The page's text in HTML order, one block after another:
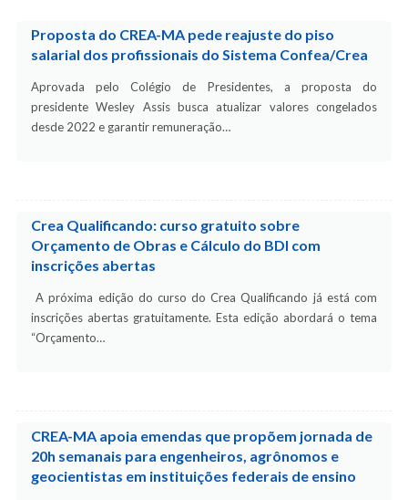
Proposta do CREA-MA pede reajuste do piso
salarial dos profissionais do Sistema Confea/Crea
Aprovada pelo Colégio de Presidentes, a proposta do
presidente Wesley Assis busca atualizar valores congelados
desde 2022 e garantir remuneração…
Crea Qualificando: curso gratuito sobre
Orçamento de Obras e Cálculo do BDI com
inscrições abertas
A próxima edição do curso do Crea Qualificando já está com
inscrições abertas gratuitamente. Esta edição abordará o tema
“Orçamento…
CREA-MA apoia emendas que propõem jornada de
20h semanais para engenheiros, agrônomos e
geocientistas em instituições federais de ensino